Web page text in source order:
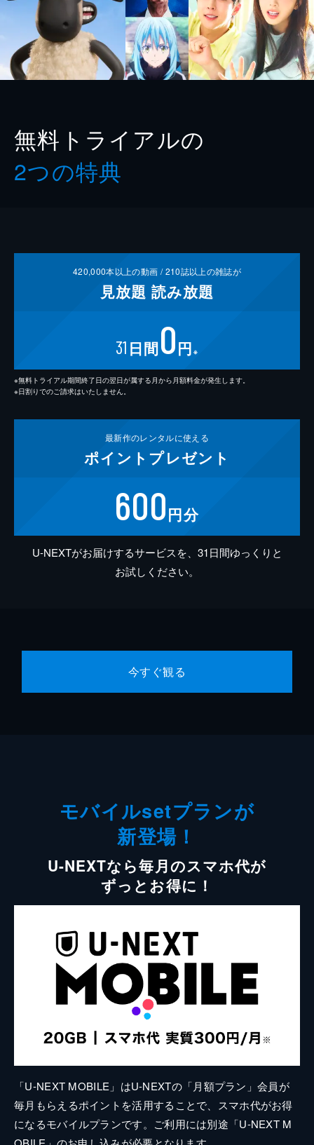
無料トライアルの
2つの特典
420,000本以上の動画 /210誌以上の雑誌が
見放題 読み放題
31 日間0円 ※
※無料トライアル期間終了日の翌日が属する月から月額料金が発生します。
※日割りでのご請求はいたしません。
最新作のレンタルに使える
ポイント プレゼント
600円分
U-NEXTがお届けするサービスを、31日間ゆっくりと
お試しください。
今すぐ観る
モバイルsetプランが
新登場！
U-NEXTなら毎月のスマホ代が
ずっとお得に！
「U-NEXT MOBILE」はU-NEXTの「月額プラン」会員が
毎月もらえるポイントを活用することで、スマホ代がお得
になるモバイルプランです。ご利用には別途「U-NEXT M